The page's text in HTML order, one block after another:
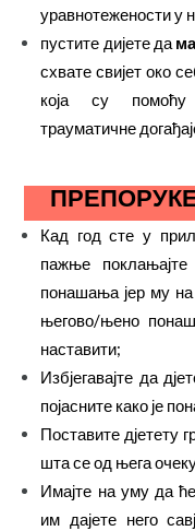
уравнотежености у
пустите дијете да
схвате свијет око
која су помоћу
трауматичне
Кад год сте у
пажње
понашања јер му
његово/њено
наставити;
Избјегавајте да
појасните како је
Поставите дјетету
шта се од њега
Имајте на уму да
им дајете него